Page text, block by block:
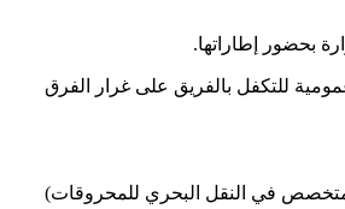
بحضور إطاراتها.
للتكفل بالفريق على غرار الفرق
متخصص في النقل البحري للمحروقات)